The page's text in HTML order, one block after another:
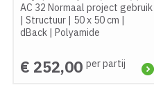
AC 32 Normaal project gebruik
|Structuur | 50 x 50 cm |
dBack |Polyamide
€ 252,00 per partij